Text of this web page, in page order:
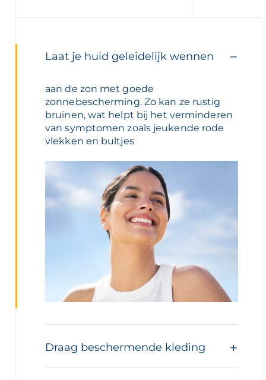
Laat je huid geleidelijk wennen
aan de zon met goede
zonnebescherming. Zo kan ze rustig
bruinen, wat helpt bij het verminderen
van symptomen zoals jeukende rode
vlekken en bultjes
Draag beschermende kleding